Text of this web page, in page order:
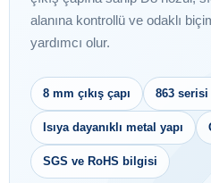
alanına kontrollü ve odaklı
yardımcı olur.
8 mm çıkış çapı 863
Isıya dayanıklı metal yapı
SGS ve RoHS bilgisi